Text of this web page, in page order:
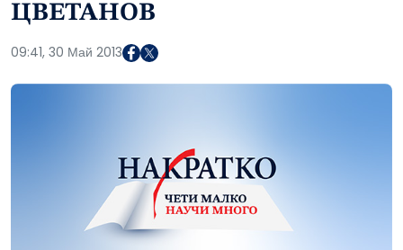
ЦВЕТАНОВ
09:41, 30 Май 2013